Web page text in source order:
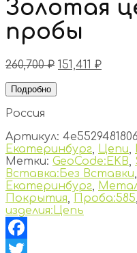
Золотая
пробы
260,700₽ 151,411 ₽
Подробно
Россия
Артикул: 4e5529481806
Екатеринбург, Цепи,
Метки: GeoCode:EKB,
Вставка:Без Вставки,
Екатеринбург,
Покрытия, Проба:585,
изделия:Цепь
Facebook